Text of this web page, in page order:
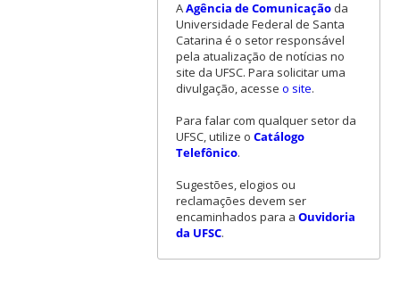
AAgência de Comunicaçãoda
Universidade Federal de Santa
Catarina é o setor responsável
pela atualização de notícias no
site da UFSC. Para solicitar uma
divulgação, acesse o site.
Para falar com qualquer setor da
UFSC, utilize o Catálogo
Telefônico.
Sugestões, elogios ou
reclamações devem ser
encaminhados para a Ouvidoria
da UFSC.